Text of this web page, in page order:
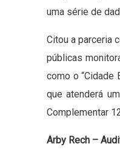
uma série de
Citou a parceria
públicas
como o “Cidade
que atenderá
Complementar
Arby Rech –